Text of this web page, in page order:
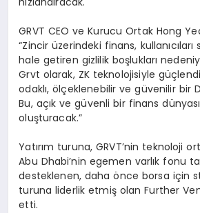
GRVT CEO ve Kurucu Ortak Hong
“Zincir üzerindeki finans,
hale getiren gizlilik boşlukları
Grvt olarak, ZK teknolojisiyle
odaklı, ölçeklenebilir ve güvenilir bir
Bu, açık ve güvenli bir finans
oluşturacak.”
Yatırım turuna, GRVT’nin teknoloji
Abu Dhabi’nin egemen varlık fonu
desteklenen, daha önce borsa için
turuna liderlik etmiş olan Further
etti.